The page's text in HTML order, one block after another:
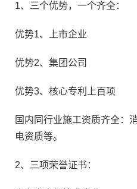
1、三个优势，一个齐全：
优势1、上市企业
优势2、集团公司
优势3、核心专利上百项
国内同行业施工资质齐全：
电资质等。
2、三项荣誉证书：